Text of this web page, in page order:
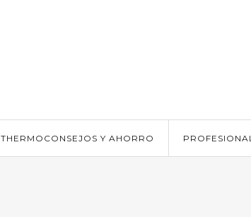
THERMOCONSEJOS Y AHORRO PROFESIONAL